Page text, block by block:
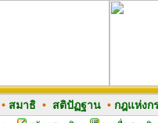
• สมาธิ • สติปัฏฐาน •กฎแห่งก